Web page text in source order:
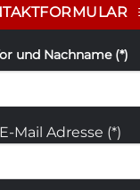
und Nachname (*)
E-Mail Adresse (*)